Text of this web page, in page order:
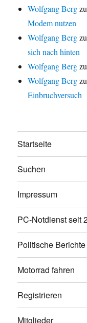
Wolfgang Berg
Modem nutzen
Wolfgang Berg
sich nach hinten
Wolfgang Berg
Wolfgang Bergzu
Einbruchversuch
Startseite
Suchen
Impressum
PC-Notdienst seit
Politische Berichte
Motorrad fahren
Registrieren
Mitglieder